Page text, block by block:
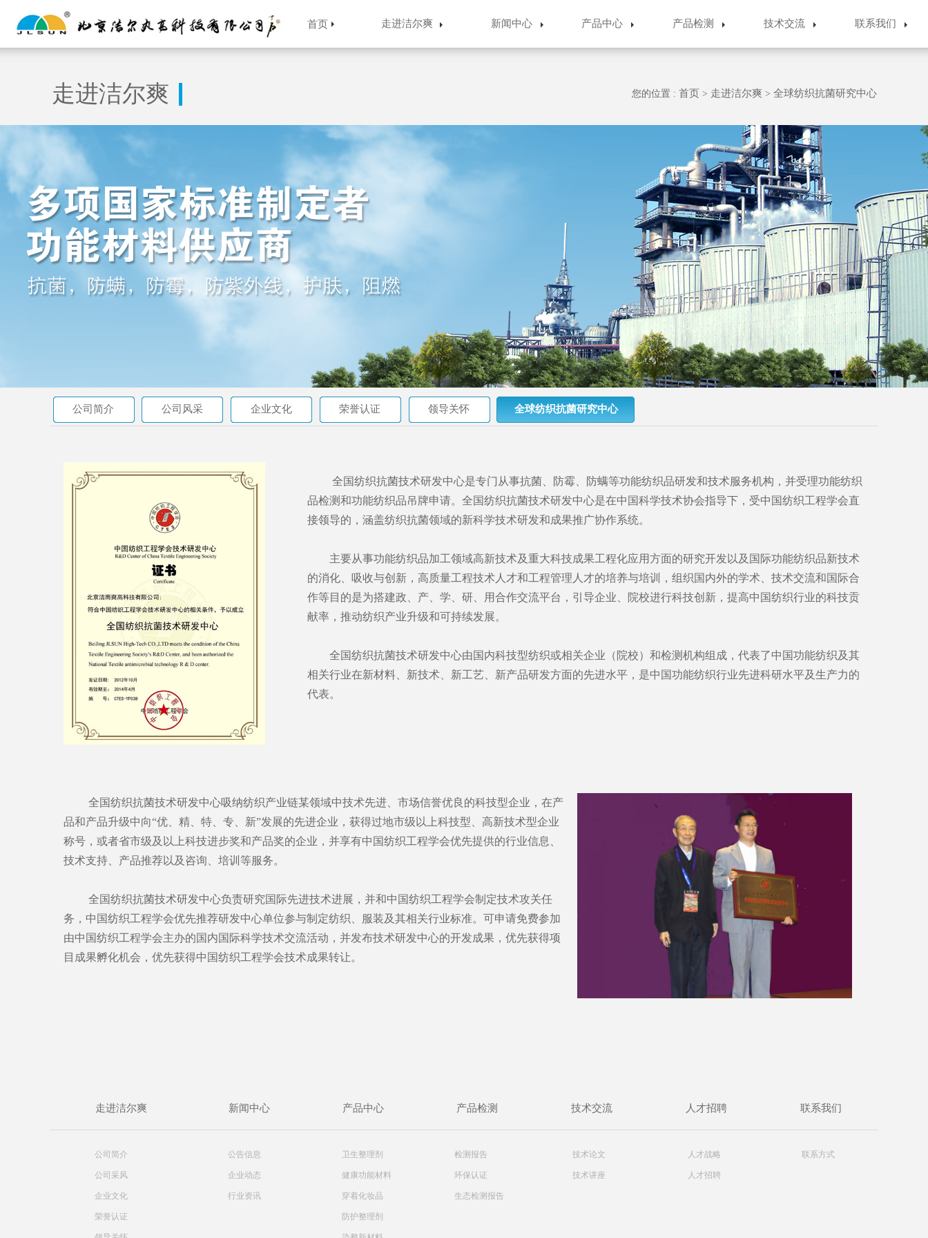
首页 走进洁尔爽 新闻中心 产品中心 产品检测 技术交流 联系我们
走进洁尔爽 您的位置 : 首页 > 走进洁尔爽 > 全球纺织抗菌研究中心
公司简介 公司风采 企业文化 荣誉认证 领导关怀 全球纺织抗菌研究中心
全国纺织抗菌技术研发中心是专门从事抗菌、防霉、防螨等功能纺织品研发和技术服务机构，并受理功能纺织
品检测和功能纺织品吊牌申请。全国纺织抗菌技术研发中心是在中国科学技术协会指导下，受中国纺织工程学会直
接领导的，涵盖纺织抗菌领域的新科学技术研发和成果推广协作系统。
主要从事功能纺织品加工领域高新技术及重大科技成果工程化应用方面的研究开发以及国际功能纺织品新技术
的消化、吸收与创新，高质量工程技术人才和工程管理人才的培养与培训，组织国内外的学术、技术交流和国际合
作等目的是为搭建政、产、学、研、用合作交流平台，引导企业、院校进行科技创新，提高中国纺织行业的科技贡
献率，推动纺织产业升级和可持续发展。
全国纺织抗菌技术研发中心由国内科技型纺织或相关企业（院校）和检测机构组成，代表了中国功能纺织及其
相关行业在新材料、新技术、新工艺、新产品研发方面的先进水平，是中国功能纺织行业先进科研水平及生产力的
代表。
全国纺织抗菌技术研发中心吸纳纺织产业链某领域中技术先进、市场信誉优良的科技型企业，在产
品和产品升级中向“优、精、特、专、新”发展的先进企业，获得过地市级以上科技型、高新技术型企业
称号，或者省市级及以上科技进步奖和产品奖的企业，并享有中国纺织工程学会优先提供的行业信息、
技术支持、产品推荐以及咨询、培训等服务。
全国纺织抗菌技术研发中心负责研究国际先进技术进展，并和中国纺织工程学会制定技术攻关任
务，中国纺织工程学会优先推荐研发中心单位参与制定纺织、服装及其相关行业标准。可申请免费参加
由中国纺织工程学会主办的国内国际科学技术交流活动，并发布技术研发中心的开发成果，优先获得项
目成果孵化机会，优先获得中国纺织工程学会技术成果转让。
走进洁尔爽 新闻中心 产品中心 产品检测 技术交流 人才招聘 联系我们
公司简介
公司采风
企业文化
荣誉认证
公告信息
企业动态
行业资讯
卫生整理剂
健康功能材料
穿着化妆品
防护整理剂
检测报告
环保认证
生态检测报告
技术论文
技术讲座
人才战略
人才招聘
联系方式